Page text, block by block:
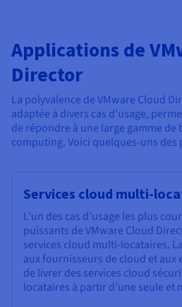
Applications de
Director
La polyvalence de VMware Cloud
adaptée à divers cas d’usage,
de répondre à une large gamme de
computing. Voici quelques-uns des
Services cloud multi-
L’un des cas d’usage les plus
puissants de VMware Cloud
services cloud multi-locataires.
aux fournisseurs de cloud et aux
de livrer des services cloud
locataires à partir d’une seule et